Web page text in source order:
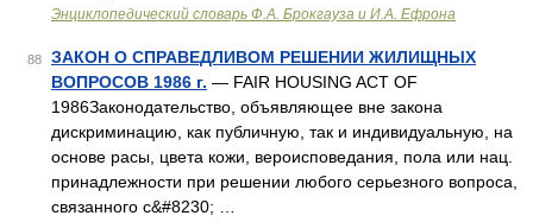
Энциклопедический словарь Ф.А. Брокгауза и И.А. Ефрона
88
ЗАКОН О СПРАВЕДЛИВОМ РЕШЕНИИ ЖИЛИЩНЫХ
ВОПРОСОВ 1986 г. — FAIR HOUSING ACT OF
1986Законодательство, объявляющее вне закона
дискриминацию, как публичную, так и индивидуальную, на
основе расы, цвета кожи, вероисповедания, пола или нац.
принадлежности при решении любого серьезного вопроса,
связанного с&#8230; …